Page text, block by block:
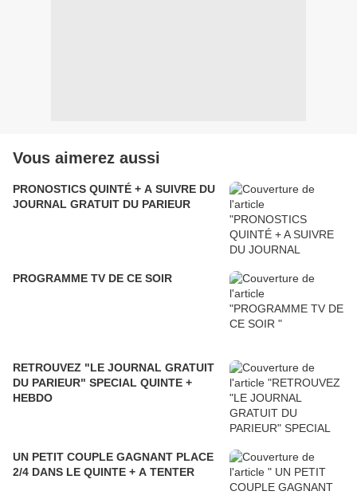
Vous aimerez aussi
PRONOSTICS QUINTÉ + A SUIVRE DU
JOURNAL GRATUIT DU PARIEUR
PROGRAMME TV DE CE SOIR
RETROUVEZ "LE JOURNAL GRATUIT
DU PARIEUR" SPECIAL QUINTE +
HEBDO
UN PETIT COUPLE GAGNANT PLACE
2/4 DANS LE QUINTE + A TENTER